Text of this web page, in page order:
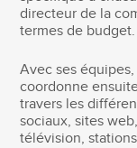
directeur de la
termes de budget.
Avec ses
coordonne
travers les
sociaux, sites
télévision,